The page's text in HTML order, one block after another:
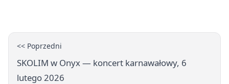
<< Poprzedni
SKOLIM w Onyx — koncert karnawałowy, 6
lutego 2026